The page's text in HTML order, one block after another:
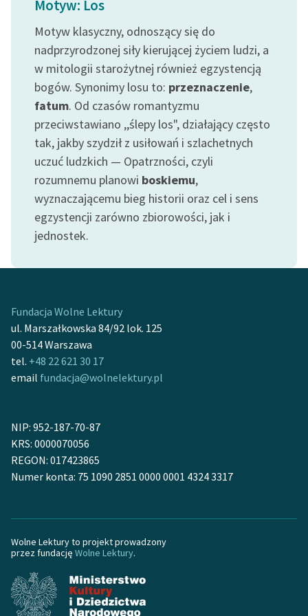
Ręce pełne poezji
Kolekcje edukacyjne
twórców przechodzących
do domeny publicznej,
lektur szkolnych oraz
Starego Testamentu
Odkurzamy bohaterów
Szkoła Poezji Wolnych
O nas
Kontakt
Zasady wykorzystania
Wolnych Lektur
Logotypy
Polityka prywatności
Regulamin biblioteki
Informacja o treściach
wrażliwych
Deklaracja dostępności
Motyw: Los
Motyw klasyczny, odnoszący się do
nadprzyrodzonej siły kierującej życiem ludzi, a
w mitologii starożytnej również egzystencją
bogów. Synonimy losu to: przeznaczenie,
fatum. Od czasów romantyzmu
przeciwstawiano ,,ślepy los", działający często
tak, jakby szydził z usiłowań i szlachetnych
uczuć ludzkich — Opatrzności, czyli
rozumnemu planowi boskiemu,
wyznaczającemu bieg historii oraz cel i sens
egzystencji zarówno zbiorowości, jak i
jednostek.
Fundacja Wolne Lektury
ul. Marszałkowska 84/92 lok. 125
00-514 Warszawa
tel. +48 22 621 30 17
email fundacja@wolnelektury.pl
NIP: 952-187-70-87
KRS: 0000070056
REGON: 017423865
Numer konta: 75 1090 2851 0000 0001 4324 3317
Wolne Lektury to projekt prowadzony
przez fundację Wolne Lektury.